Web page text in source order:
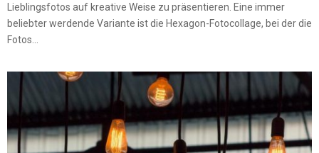
Lieblingsfotos auf kreative Weise zu präsentieren. Eine immer
beliebter werdende Variante ist die Hexagon-Fotocollage, bei der die
Fotos...